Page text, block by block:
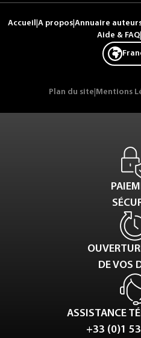
Accueil A propos Annuaire
Aide & FAQ|
Plan du site Mentions
DE VOS
ASSISTANCE
+33 (0)1